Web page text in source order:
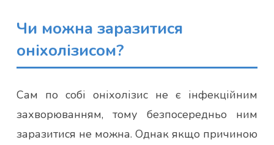
Чи можна заразитися
оніхолізисом?
Сам по собі оніхолізис не є інфекційним
захворюванням, тому безпосередньо ним
заразитися не можна. Однак якщо причиною